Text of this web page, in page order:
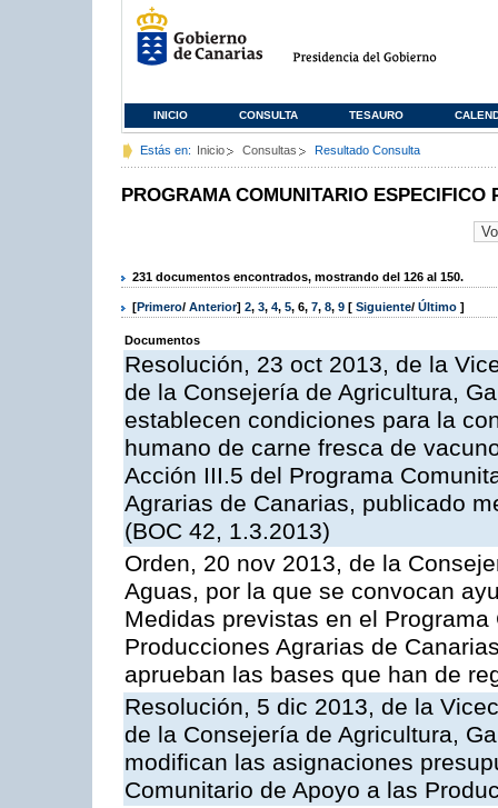
INICIO CONSULTA TESAURO
Estás en: Inicio Consultas Resultado Consulta
PROGRAMA COMUNITARIO ESPECIFICO
231 documentos encontrados, mostrando del 126 al 150.
[Primero/ Anterior] 2, 3, 4, 5, 6, 7, 8, 9 [ Siguiente/ Último ]
Documentos
Resolución, 23 oct 2013, de la
de la Consejería de Agricultura,
establecen condiciones para la
humano de carne fresca de
Acción III.5 del Programa
Agrarias de Canarias, publicado
(BOC 42, 1.3.2013)
Orden, 20 nov 2013, de la
Aguas, por la que se convocan
Medidas previstas en el
Producciones Agrarias de
aprueban las bases que han de
Resolución, 5 dic 2013, de la
de la Consejería de Agricultura,
modifican las asignaciones
Comunitario de Apoyo a las